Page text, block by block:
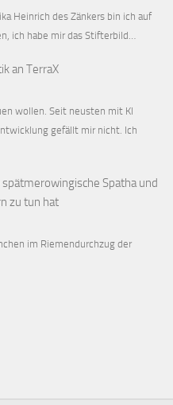
Heinrich des Zänkers bin ich auf
ich habe mir das Stifterbild…
an TerraX
wollen. Seit neusten mit KI
gefällt mir nicht. Ich
spätmerowingische Spatha und
zu tun hat
im Riemendurchzug der